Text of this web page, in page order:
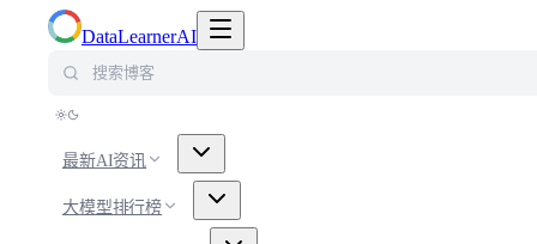
DataLearnerAI
最新AI资讯
大模型排行榜